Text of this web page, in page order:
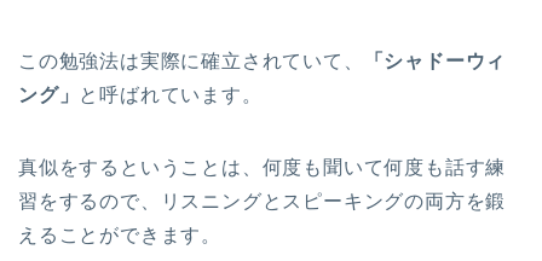
この勉強法は実際に確立されていて、
「シャドーウィ
ング」 と呼ばれています。
真似をするということは、何度も聞いて何度も話す練
習をするので、リスニングとスピーキングの両方を鍛
えることができます。